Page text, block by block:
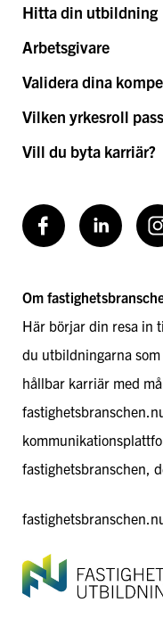
Hitta din utbildning
Arbetsgivare
Validera dina
Vilken yrkesroll
Vill du byta karriär?
FacebookLinkedIn
Om
Här börjar din resa in
du utbildningarna
hållbar karriär med
fastighetsbranschen,